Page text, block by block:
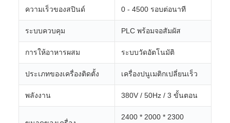
ความเร็วของสปินด์ 0 - 4500 รอบต่อนาที
ระบบควบคุม PLC พร้อมจอสัมผัส
การให้อาหารผสม ระบบวัดอัตโนมัติ
ประเภทของเครื่องติดตั้ง เครื่องปนูเมติกเปลี่ยนเร็ว
พลังงาน 380V / 50Hz / 3 ขั้นตอน
2400 * 2000 * 2300